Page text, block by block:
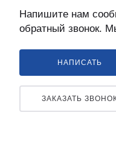
Напишите нам
обратный звонок.
НАПИСАТЬ
ЗАКАЗАТЬ